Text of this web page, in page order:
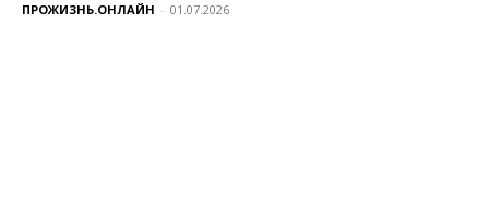
ПРОЖИЗНЬ.ОНЛАЙН - 01.07.2026